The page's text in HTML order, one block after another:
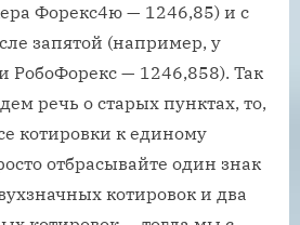
Форекс4ю — 1246,85) и с
запятой (например, у
РобоФорекс — 1246,858). Так
речь о старых пунктах, то,
котировки к единому
отбрасывайте один знак
котировок и два